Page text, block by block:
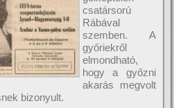
csatársorú
Rábával
szemben. A
győriekről
elmondható,
hogy a győzni
akarás megvolt
bizonyult.